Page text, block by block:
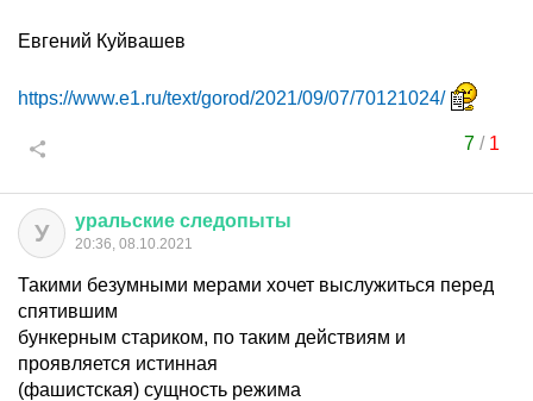
Евгений Куйвашев
https://www.e1.ru/text/gorod/2021/09/07/70121024/
7/ 1
У уральские следопыты
20:36, 08.10.2021
Такими безумными мерами хочет выслужиться перед
спятившим
бункерным стариком, по таким действиям и
проявляется истинная
(фашистская) сущность режима